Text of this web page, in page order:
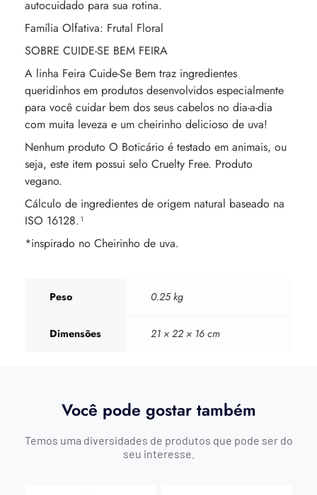
autocuidado para sua rotina.
Família Olfativa: Frutal Floral
SOBRE CUIDE-SE BEM FEIRA
A linha Feira Cuide-Se Bem traz ingredientes
queridinhos em produtos desenvolvidos especialmente
para você cuidar bem dos seus cabelos no dia-a-dia
com muita leveza e um cheirinho delicioso de uva!
Nenhum produto O Boticário é testado em animais, ou
seja, este item possui selo Cruelty Free. Produto
vegano.
Cálculo de ingredientes de origem natural baseado na
ISO 16128.¹
*inspirado no Cheirinho de uva.
Peso 0.25 kg
Dimensões 21 × 22 × 16 cm
Você pode gostar também
Temos uma diversidades de produtos que pode ser do
seu interesse.